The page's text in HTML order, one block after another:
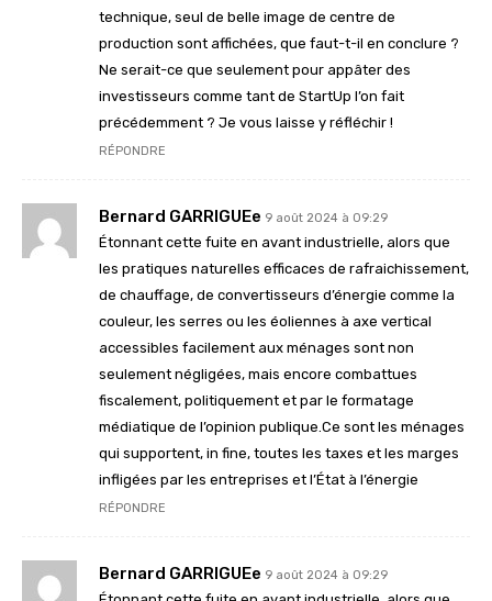
technique, seul de belle image de centre de
production sont affichées, que faut-t-il en conclure ?
Ne serait-ce que seulement pour appâter des
investisseurs comme tant de StartUp l’on fait
précédemment ? Je vous laisse y réfléchir !
RÉPONDRE
Bernard GARRIGUEe 9 août 2024 à 09:29
Étonnant cette fuite en avant industrielle, alors que
les pratiques naturelles efficaces de rafraichissement,
de chauffage, de convertisseurs d’énergie comme la
couleur, les serres ou les éoliennes à axe vertical
accessibles facilement aux ménages sont non
seulement négligées, mais encore combattues
fiscalement, politiquement et par le formatage
médiatique de l’opinion publique.Ce sont les ménages
qui supportent, in fine, toutes les taxes et les marges
infligées par les entreprises et l’État à l’énergie
RÉPONDRE
Bernard GARRIGUEe 9 août 2024 à 09:29